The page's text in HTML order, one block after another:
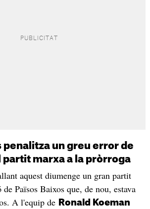
penalitza un greu error de
partit marxa a la pròrroga
aquest diumenge un gran partit
Països Baixos que, de nou, estava
A l'equip de Ronald Koeman